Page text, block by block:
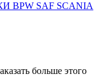
BPW SAF SCANIA
больше этого